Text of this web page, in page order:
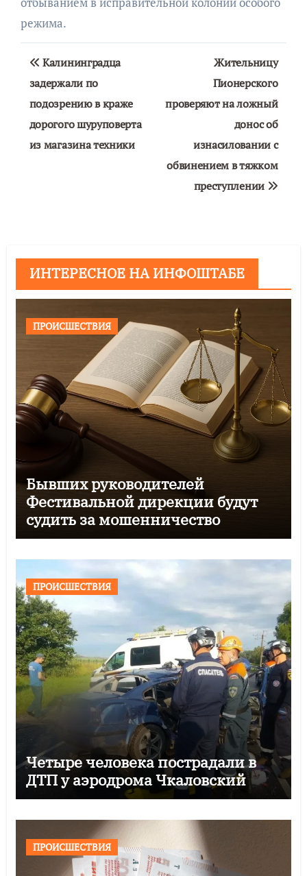
режима.
Навигация
по
записям
Калининградца
задержали по
подозрению в краже
дорогого шуруповерта
из магазина техники
Жительницу
Пионерского
проверяют на ложный
донос об
изнасиловании с
обвинением в тяжком
преступлении
ИНТЕРЕСНОЕ НА ИНФОШТАБЕ
ПРОИСШЕСТВИЯ
Бывших руководителей
Фестивальной дирекции будут
судить за мошенничество
ПРОИСШЕСТВИЯ
Четыре человека пострадали в
ДТП у аэродрома Чкаловский
ПРОИСШЕСТВИЯ